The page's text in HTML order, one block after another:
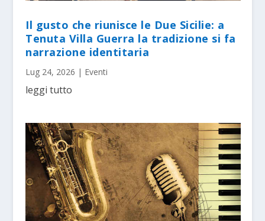
Il gusto che riunisce le Due Sicilie: a
Tenuta Villa Guerra la tradizione si fa
narrazione identitaria
Lug 24, 2026 | Eventi
leggi tutto